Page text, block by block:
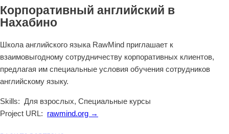
Корпоративный английский в
Нахабино
Школа английского языка RawMind приглашает к
взаимовыгодному сотрудничеству корпоративных клиентов,
предлагая им специальные условия обучения сотрудников
английскому языку.
Skills: Для взрослых, Специальные курсы
Project URL: rawmind.org →